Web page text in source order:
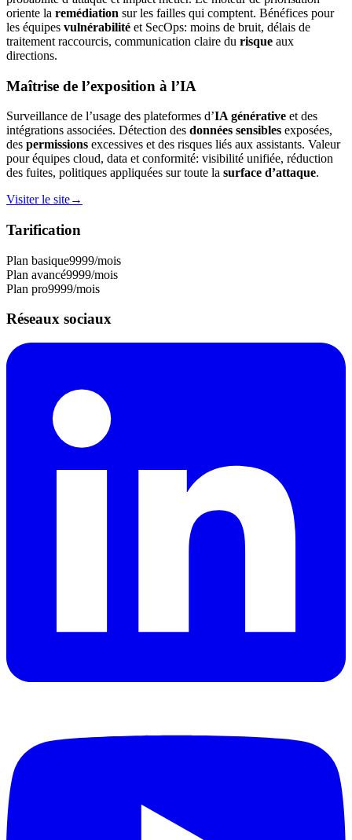
oriente la remédiation sur les failles qui comptent. Bénéfices pour
les équipes vulnérabilité et SecOps: moins de bruit, délais de
traitement raccourcis, communication claire du risque aux
directions.
Maîtrise de l’exposition à l’IA
Surveillance de l’usage des plateformes d’IA générative et des
intégrations associées. Détection des données sensibles exposées,
des permissions excessives et des risques liés aux assistants. Valeur
pour équipes cloud, data et conformité: visibilité unifiée, réduction
des fuites, politiques appliquées sur toute la surface d’attaque.
Visiter le site→
Tarification
Plan basique9999/mois
Plan avancé9999/mois
Plan pro9999/mois
Réseaux sociaux